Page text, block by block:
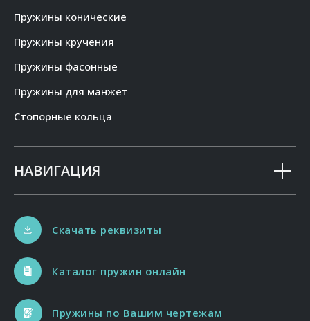
Пружины конические
Пружины кручения
Пружины фасонные
Пружины для манжет
Стопорные кольца
НАВИГАЦИЯ
Каталог пружин онлайн
Пружины по Вашим чертежам
Скачать реквизиты